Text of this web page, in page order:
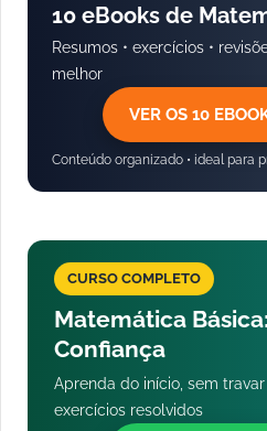
10 eBooks de
Resumos • exercícios •
melhor
VER OS 10
Conteúdo organizado • ideal para
CURSO COMPLETO
Matemática
Confiança
Aprenda do início, sem travar
exercícios resolvidos